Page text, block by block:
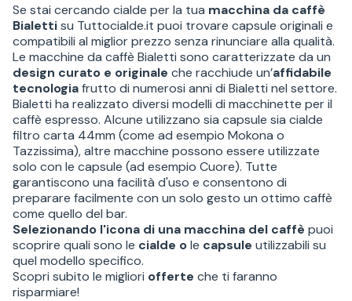
Se stai cercando cialde per la tua macchina da caffè
Bialettisu Tuttocialde.it puoi trovare capsule originali e
compatibili al miglior prezzo senza rinunciare alla qualità.
Le macchine da caffè Bialetti sono caratterizzate da un
design curato e originale che racchiude un’affidabile
tecnologiafrutto di numerosi anni di Bialetti nel settore.
Bialetti ha realizzato diversi modelli di macchinette per il
caffè espresso. Alcune utilizzano sia capsule sia cialde
filtro carta 44mm (come ad esempio Mokona o
Tazzissima), altre macchine possono essere utilizzate
solo con le capsule (ad esempio Cuore). Tutte
garantiscono una facilità d'uso e consentono di
preparare facilmente con un solo gesto un ottimo caffè
come quello del bar.
Selezionando l'icona di una macchina del caffè puoi
scoprire quali sono le cialde ole capsule utilizzabili su
quel modello specifico.
Scopri subito le migliori offerte che ti faranno
risparmiare!